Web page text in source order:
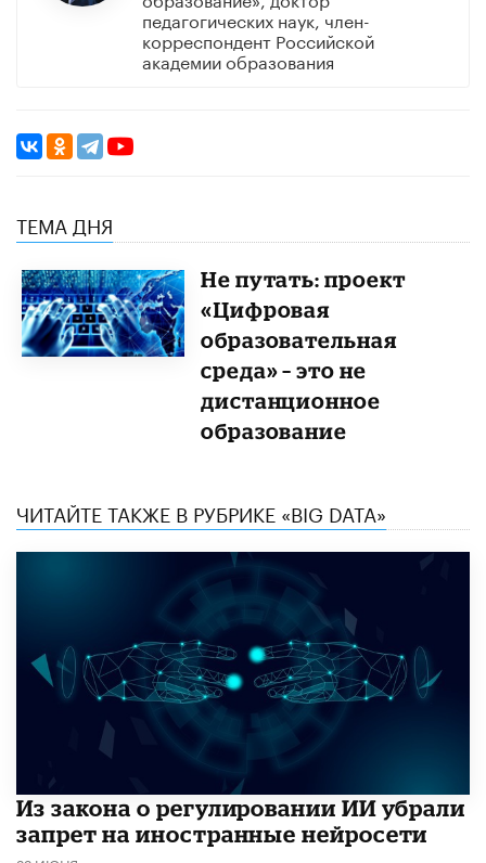
педагогических наук, член-
корреспондент Российской
академии образования
ТЕМА ДНЯ
Не путать: проект
«Цифровая
образовательная
среда» – это не
дистанционное
образование
ЧИТАЙТЕ ТАКЖЕ В РУБРИКЕ «BIG DATA»
Из закона о регулировании ИИ убрали
запрет на иностранные нейросети